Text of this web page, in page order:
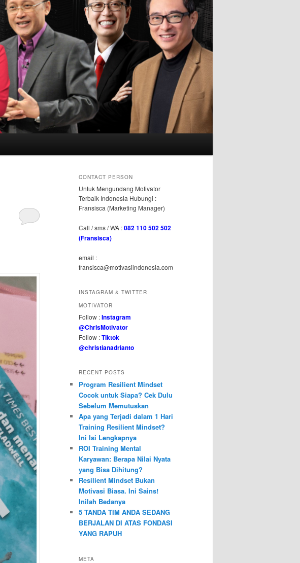
CONTACT PERSON
Untuk Mengundang Motivator
Terbaik Indonesia Hubungi :
Fransisca (Marketing Manager)
Call / sms / WA :082 110 502 502
(Fransisca)
email :
fransisca@motivasiindonesia.com
INSTAGRAM & TWITTER
MOTIVATOR
Follow :Instagram
@ChrisMotivator
Follow :Tiktok
@christianadrianto
RECENT POSTS
Program Resilient Mindset
Cocok untuk Siapa? Cek Dulu
Sebelum Memutuskan
Apa yang Terjadi dalam 1 Hari
Training Resilient Mindset?
Ini Isi Lengkapnya
ROI Training Mental
Karyawan: Berapa Nilai Nyata
yang Bisa Dihitung?
Resilient Mindset Bukan
Motivasi Biasa. Ini Sains!
Inilah Bedanya
5 TANDA TIM ANDA SEDANG
BERJALAN DI ATAS FONDASI
YANG RAPUH
META